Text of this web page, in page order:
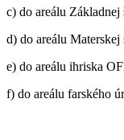
c) do areálu
d) do areálu
e) do areálu ihriska
f) do areálu farského